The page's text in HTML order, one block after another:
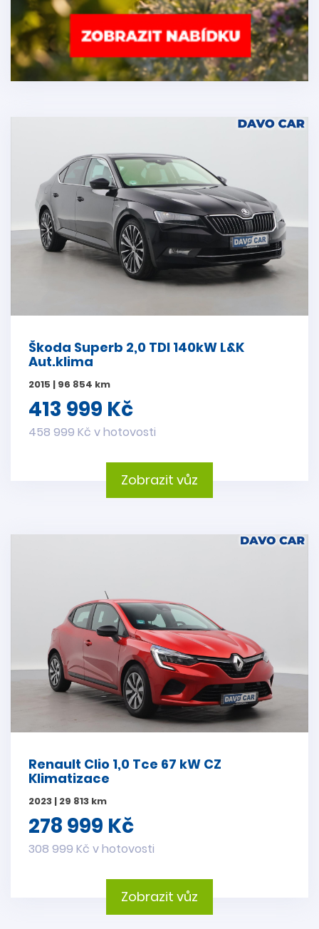
Škoda Superb 2,0 TDI 140kW L&K
Aut.klima
2015 | 96 854 km
413 999 Kč
458 999 Kč v hotovosti
Zobrazit vůz
Renault Clio 1,0 Tce 67 kW CZ
Klimatizace
2023 | 29 813 km
278 999 Kč
308 999 Kč v hotovosti
Zobrazit vůz